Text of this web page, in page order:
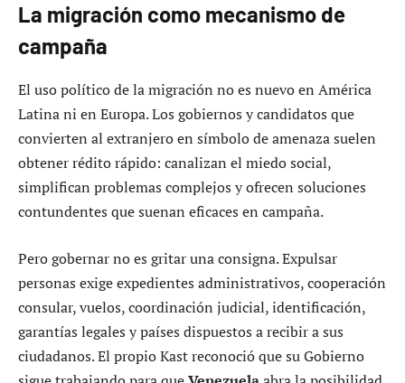
La migración como mecanismo de
campaña
El uso político de la migración no es nuevo en América
Latina ni en Europa. Los gobiernos y candidatos que
convierten al extranjero en símbolo de amenaza suelen
obtener rédito rápido: canalizan el miedo social,
simplifican problemas complejos y ofrecen soluciones
contundentes que suenan eficaces en campaña.
Pero gobernar no es gritar una consigna. Expulsar
personas exige expedientes administrativos, cooperación
consular, vuelos, coordinación judicial, identificación,
garantías legales y países dispuestos a recibir a sus
ciudadanos. El propio Kast reconoció que su Gobierno